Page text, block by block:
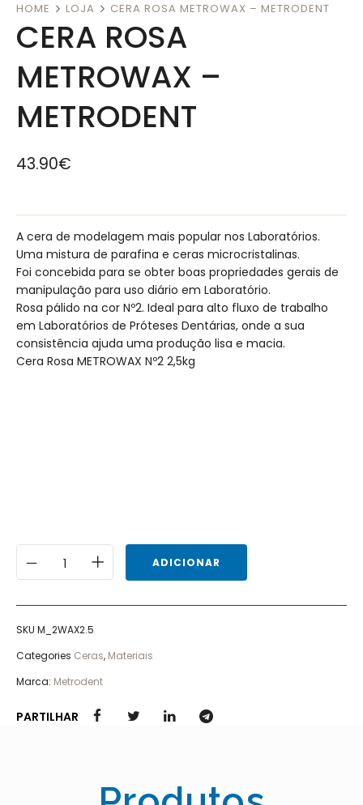
HOME LOJA CERA ROSA METROWAX – METRODENT
CERA ROSA
METROWAX –
METRODENT
43.90€
A cera de modelagem mais popular nos Laboratórios.
Uma mistura de parafina e ceras microcristalinas.
Foi concebida para se obter boas propriedades gerais de
manipulação para uso diário em Laboratório.
Rosa pálido na cor Nº2. Ideal para alto fluxo de trabalho
em Laboratórios de Próteses Dentárias, onde a sua
consistência ajuda uma produção lisa e macia.
Cera Rosa METROWAX Nº2 2,5kg
ADICIONAR
SKU M_2WAX2.5
Categories Ceras, Materiais
Marca: Metrodent
PARTILHAR